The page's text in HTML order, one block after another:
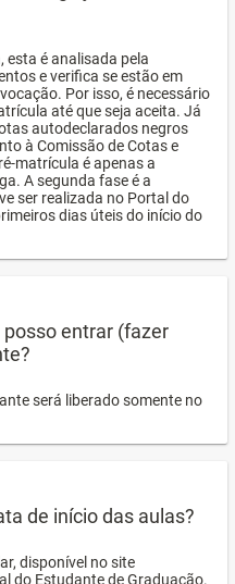
esta é analisada pela
e verifica se estão em
Por isso, é necessário
até que seja aceita. Já
autodeclarados negros
à Comissão de Cotas e
matrícula é apenas a
A segunda fase é a
ser realizada no Portal do
dias úteis do início do
entrar (fazer
será liberado somente no
de início das aulas?
disponível no site
do Estudante de Graduação.